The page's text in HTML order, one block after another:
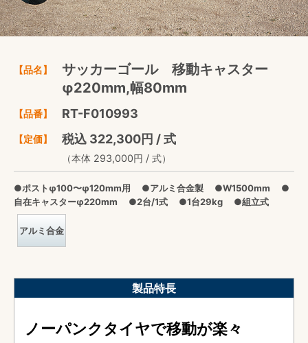
【品名】
サッカーゴール 移動キャスター
φ220mm,幅80mm
【品番】 RT-F010993
【定価】 税込 322,300円 / 式
（本体 293,000円 / 式）
●ポストφ100〜φ120mm用 ●アルミ合金製 ●W1500mm ●
自在キャスターφ220mm ●2台/1式 ●1台29kg ●組立式
アルミ合金
製品特長
ノーパンクタイヤで移動が楽々